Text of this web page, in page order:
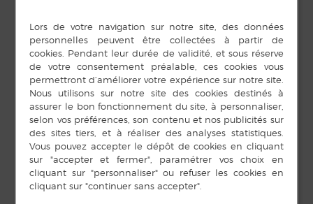
Pour les 0-3 ans.
Inscriptions auprès de la médiathèque.
DÉTAILS
Date :
14 février
Heure :
ORGANISATEUR
Médiathèque
Téléphone
02 99 76 57 10
E-mail